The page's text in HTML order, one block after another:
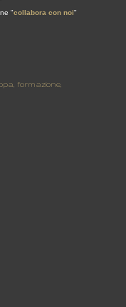
"collabora con noi"
formazione